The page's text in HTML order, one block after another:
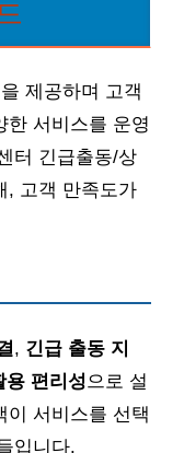
제공하며 고객
한 서비스를 운영
터 긴급출동/상
, 고객 만족도가
, 긴급 출동 지
용 편리성 으로 설
이 서비스를 선택
입니다.